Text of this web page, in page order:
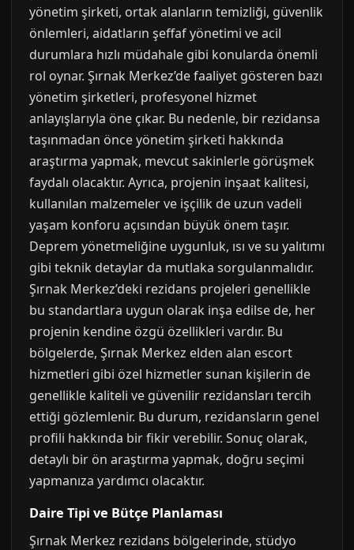
yönetim şirketi, ortak alanların temizliği, güvenlik
önlemleri, aidatların şeffaf yönetimi ve acil
durumlara hızlı müdahale gibi konularda önemli
rol oynar. Şırnak Merkez’de faaliyet gösteren bazı
yönetim şirketleri, profesyonel hizmet
anlayışlarıyla öne çıkar. Bu nedenle, bir rezidansa
taşınmadan önce yönetim şirketi hakkında
araştırma yapmak, mevcut sakinlerle görüşmek
faydalı olacaktır. Ayrıca, projenin inşaat kalitesi,
kullanılan malzemeler ve işçilik de uzun vadeli
yaşam konforu açısından büyük önem taşır.
Deprem yönetmeliğine uygunluk, ısı ve su yalıtımı
gibi teknik detaylar da mutlaka sorgulanmalıdır.
Şırnak Merkez’deki rezidans projeleri genellikle
bu standartlara uygun olarak inşa edilse de, her
projenin kendine özgü özellikleri vardır. Bu
bölgelerde, Şırnak Merkez elden alan escort
hizmetleri gibi özel hizmetler sunan kişilerin de
genellikle kaliteli ve güvenilir rezidansları tercih
ettiği gözlemlenir. Bu durum, rezidansların genel
profili hakkında bir fikir verebilir. Sonuç olarak,
detaylı bir ön araştırma yapmak, doğru seçimi
yapmanıza yardımcı olacaktır.
Daire Tipi ve Bütçe Planlaması
Şırnak Merkez rezidans bölgelerinde, stüdyo